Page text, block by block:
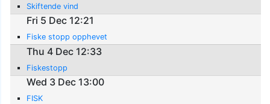
Skiftende vind
Fri 5 Dec 12:21
Fiske stopp opphevet
Thu 4 Dec 12:33
Fiskestopp
Wed 3 Dec 13:00
FISK